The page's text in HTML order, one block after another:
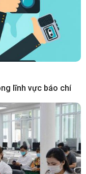
lĩnh vực báo chí